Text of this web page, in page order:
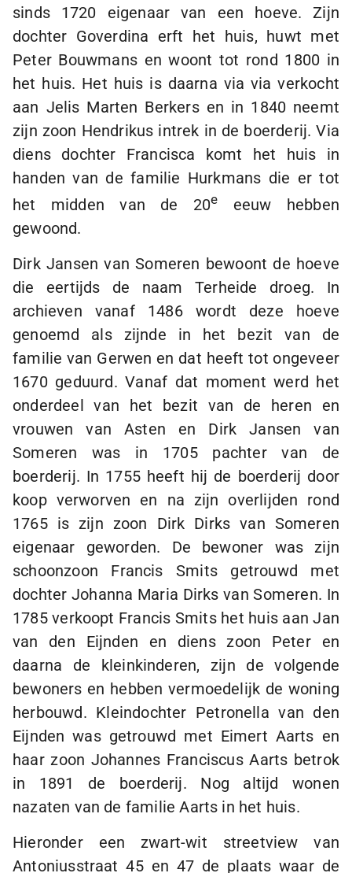
sinds 1720 eigenaar van een hoeve. Zijn
dochter Goverdina erft het huis, huwt met
Peter Bouwmans en woont tot rond 1800 in
het huis. Het huis is daarna via via verkocht
aan Jelis Marten Berkers en in 1840 neemt
zijn zoon Hendrikus intrek in de boerderij. Via
diens dochter Francisca komt het huis in
handen van de familie Hurkmans die er tot
het midden van de 20e
eeuw hebben
gewoond.
Dirk Jansen van Someren bewoont de hoeve
die eertijds de naam Terheide droeg. In
archieven vanaf 1486 wordt deze hoeve
genoemd als zijnde in het bezit van de
familie van Gerwen en dat heeft tot ongeveer
1670 geduurd. Vanaf dat moment werd het
onderdeel van het bezit van de heren en
vrouwen van Asten en Dirk Jansen van
Someren was in 1705 pachter van de
boerderij. In 1755 heeft hij de boerderij door
koop verworven en na zijn overlijden rond
1765 is zijn zoon Dirk Dirks van Someren
eigenaar geworden. De bewoner was zijn
schoonzoon Francis Smits getrouwd met
dochter Johanna Maria Dirks van Someren. In
1785 verkoopt Francis Smits het huis aan Jan
van den Eijnden en diens zoon Peter en
daarna de kleinkinderen, zijn de volgende
bewoners en hebben vermoedelijk de woning
herbouwd. Kleindochter Petronella van den
Eijnden was getrouwd met Eimert Aarts en
haar zoon Johannes Franciscus Aarts betrok
in 1891 de boerderij. Nog altijd wonen
nazaten van de familie Aarts in het huis.
Hieronder een zwart-wit streetview van
Antoniusstraat 45 en 47 de plaats waar de